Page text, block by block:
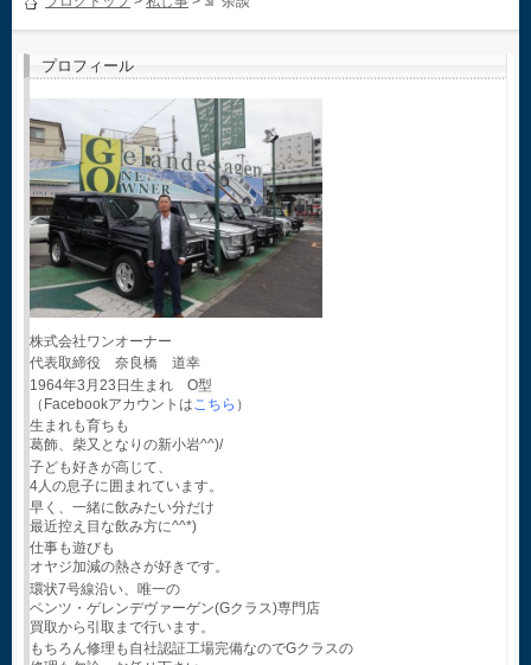
プロフィール
株式会社ワンオーナー
代表取締役 奈良橋 道幸
1964年3月23日生まれ O型
（Facebookアカウントはこちら ）
生まれも育ちも
葛飾、柴又となりの新小岩^^)/
子ども好きが高じて、
4人の息子に囲まれています。
早く、一緒に飲みたい分だけ
最近控え目な飲み方に^^*)
仕事も遊びも
オヤジ加減の熱さが好きです。
環状7号線沿い、唯一の
ベンツ・ゲレンデヴァーゲン(Gクラス)専門店
買取から引取まで行います。
もちろん修理も自社認証工場完備なのでGクラスの